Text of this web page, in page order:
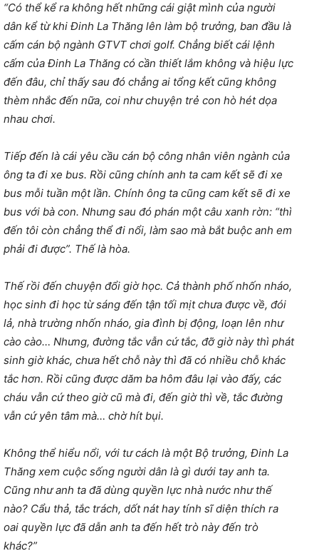
“Có thể kể ra không hết những cái giật mình của người
dân kể từ khi Đinh La Thăng lên làm bộ trưởng, ban đầu là
cấm cán bộ ngành GTVT chơi golf. Chẳng biết cái lệnh
cấm của Đinh La Thăng có cần thiết lắm không và hiệu lực
đến đâu, chỉ thấy sau đó chẳng ai tổng kết cũng không
thèm nhắc đến nữa, coi như chuyện trẻ con hò hét dọa
nhau chơi.
Tiếp đến là cái yêu cầu cán bộ công nhân viên ngành của
ông ta đi xe bus. Rồi cũng chính anh ta cam kết sẽ đi xe
bus mỗi tuần một lần. Chính ông ta cũng cam kết sẽ đi xe
bus với bà con. Nhưng sau đó phán một câu xanh rờn: “thì
đến tôi còn chẳng thể đi nổi, làm sao mà bắt buộc anh em
phải đi được”. Thế là hòa.
Thế rồi đến chuyện đổi giờ học. Cả thành phố nhốn nháo,
học sinh đi học từ sáng đến tận tối mịt chưa được về, đói
lả, nhà trường nhốn nháo, gia đình bị động, loạn lên như
cào cào… Nhưng, đường tắc vẫn cứ tắc, đỡ giờ này thì phát
sinh giờ khác, chưa hết chỗ này thì đã có nhiều chỗ khác
tắc hơn. Rồi cũng được dăm ba hôm đâu lại vào đấy, các
cháu vẫn cứ theo giờ cũ mà đi, đến giờ thì về, tắc đường
vẫn cứ yên tâm mà… chờ hít bụi.
Không thể hiểu nổi, với tư cách là một Bộ trưởng, Đinh La
Thăng xem cuộc sống người dân là gì dưới tay anh ta.
Cũng như anh ta đã dùng quyền lực nhà nước như thế
nào? Cẩu thả, tắc trách, dốt nát hay tính sĩ diện thích ra
oai quyền lực đã dẫn anh ta đến hết trò này đến trò
khác?”